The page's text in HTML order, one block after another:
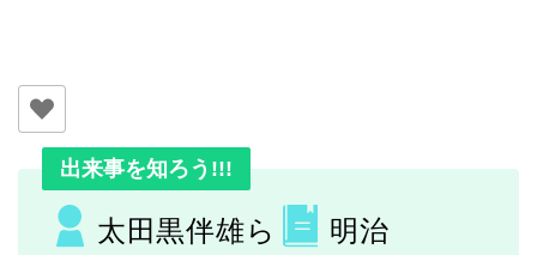
出来事を知ろう!!!
太田黒伴雄ら 明治